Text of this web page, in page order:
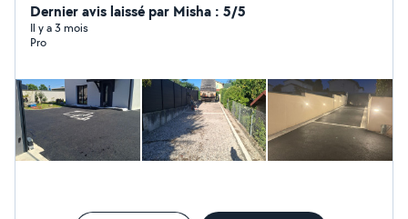
Dernier avis laissé par Misha : 5/5
Il y a 3 mois
Pro